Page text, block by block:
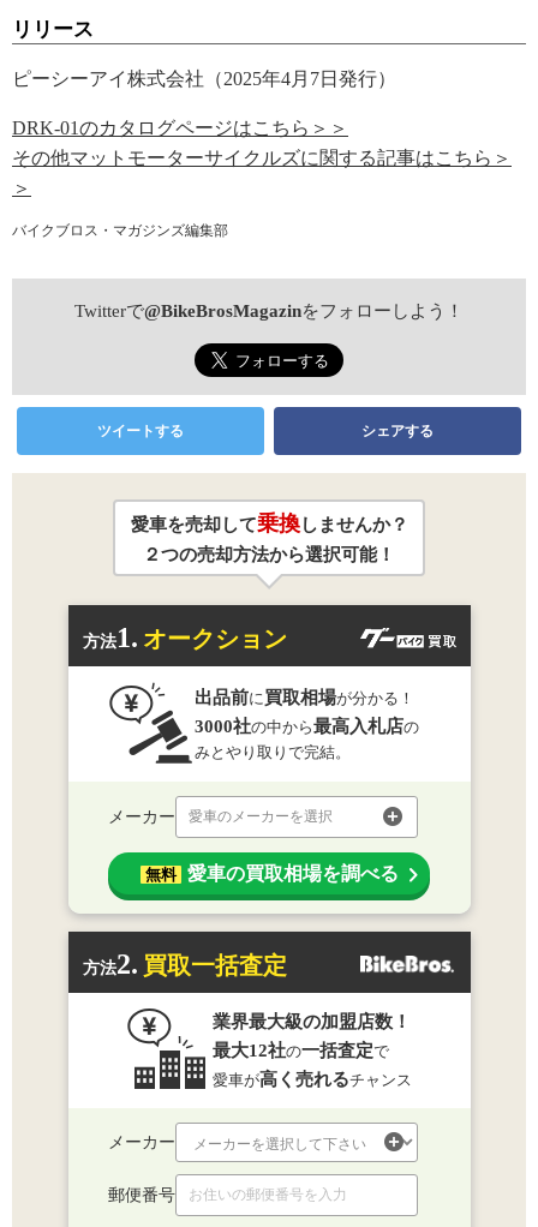
リリース
ピーシーアイ株式会社（2025年4月7日発行）
DRK-01のカタログページはこちら＞＞
その他マットモーターサイクルズに関する記事はこちら＞
＞
バイクブロス・マガジンズ編集部
Twitterで@BikeBrosMagazinをフォローしよう！
ツイートする シェアする
愛車を売却して乗換しませんか？
２つの売却方法から選択可能！
方法1. オークション
出品前に買取相場が分かる！
3000社の中から最高入札店の
みとやり取りで完結。
メーカー 愛車のメーカーを選択
無料 愛車の買取相場を調べる
方法2. 買取一括査定
業界最大級の加盟店数！
最大12社の一括査定で
愛車が高く売れるチャンス
メーカー
郵便番号